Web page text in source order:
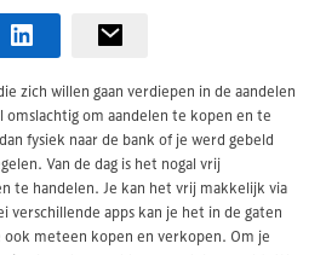
zich willen gaan verdiepen in de aandelen
omslachtig om aandelen te kopen en te
fysiek naar de bank of je werd gebeld
Van de dag is het nogal vrij
te handelen. Je kan het vrij makkelijk via
verschillende apps kan je het in de gaten
ook meteen kopen en verkopen. Om je